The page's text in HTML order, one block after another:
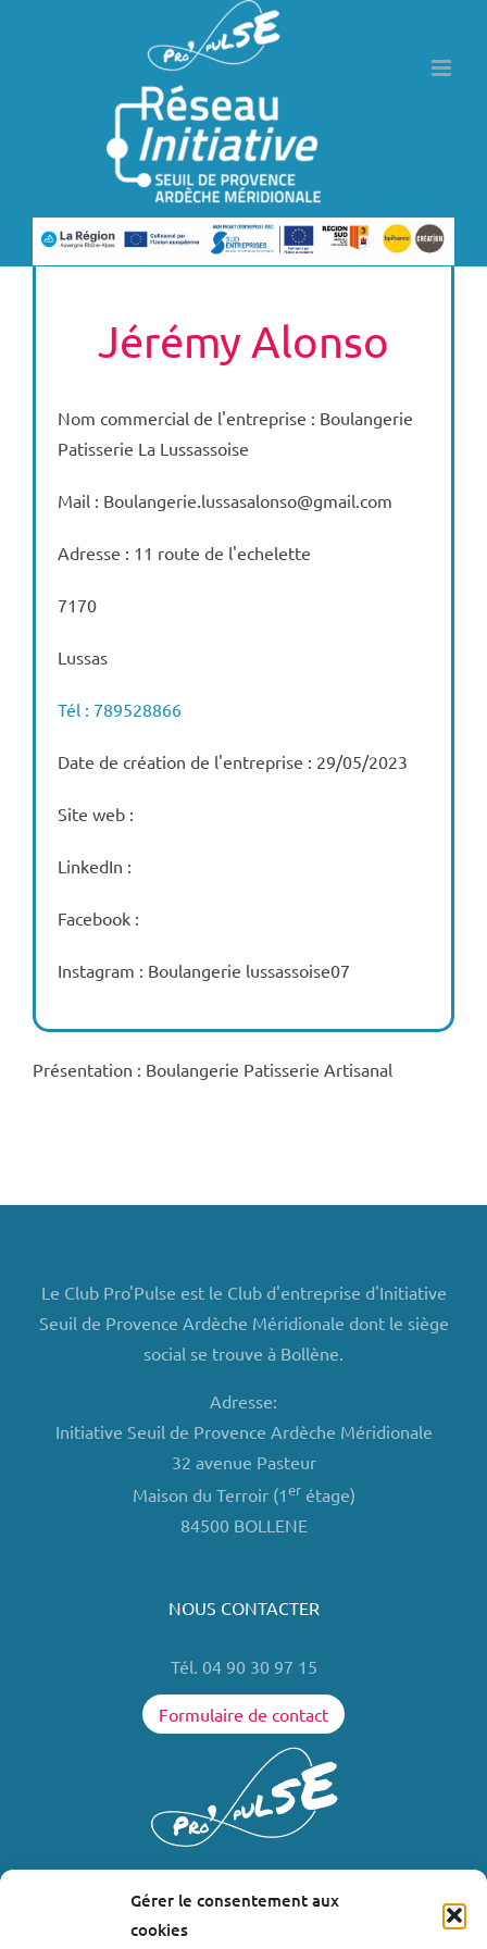
Gérer le consentement aux
cookies
Jérémy Alonso
Nom commercial de l'entreprise : Boulangerie
Patisserie La Lussassoise
Mail : Boulangerie.lussasalonso@gmail.com
Adresse : 11 route de l'echelette
7170
Lussas
Tél : 789528866
Date de création de l'entreprise : 29/05/2023
Site web :
LinkedIn :
Facebook :
Instagram : Boulangerie lussassoise07
Présentation : Boulangerie Patisserie Artisanal
Le Club Pro'Pulse est le Club d'entreprise d'Initiative
Seuil de Provence Ardèche Méridionale dont le siège
social se trouve à Bollène.
Adresse:
Initiative Seuil de Provence Ardèche Méridionale
32 avenue Pasteur
Maison du Terroir (1erétage)
84500 BOLLENE
NOUS CONTACTER
Tél. 04 90 30 97 15
Formulaire de contact